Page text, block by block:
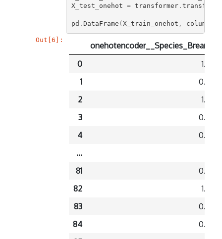
X_test_onehot = transformer. transform
pd . DataFrame ( X_train_onehot , columns
Out[6]:
onehotencoder__Species_Bream
0
1.0
1
0.0
2
1.0
3
0.0
4
0.0
...
81
0.0
82
1.0
83
0.0
84
0.0